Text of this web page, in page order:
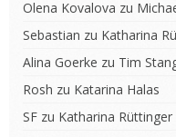
Olena Kovalova zu
Sebastian zu Katharina
Alina Goerke zu Tim
Rosh zu Katarina Halas
SF zu Katharina Rüttinger